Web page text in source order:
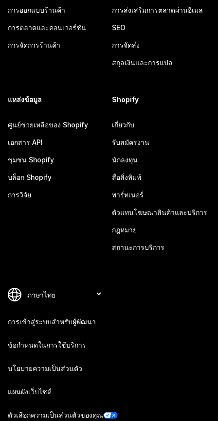
การออกแบบร้านค้า
การตลาดและคอนเวอร์ชัน
การจัดการร้านค้า
การส่งเสริมการตลาดผ่านอีเมล
SEO
การจัดส่ง
สกุลเงินและการแปล
แหล่งข้อมูล
ศูนย์ช่วยเหลือของ Shopify
เอกสาร API
ชุมชน Shopify
บล็อก Shopify
การวิจัย
Shopify
เกี่ยวกับ
รับสมัครงาน
นักลงทุน
สื่อสิ่งพิมพ์
พาร์ทเนอร์
ตัวแทนโฆษณาสินค้าและบริการ
กฎหมาย
สถานะการบริการ
การเข้าสู่ระบบสำหรับผู้พัฒนา
ข้อกำหนดในการใช้บริการ
นโยบายความเป็นส่วนตัว
แผนผังเว็บไซต์
ตัวเลือกความเป็นส่วนตัวของคุณ